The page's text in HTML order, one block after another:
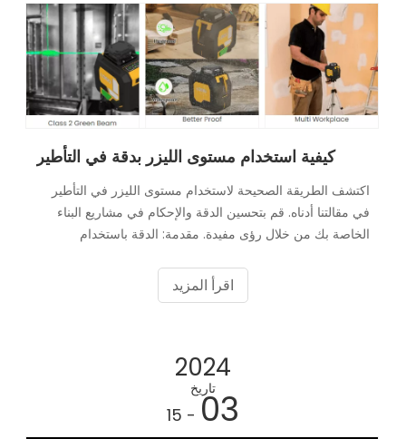
كيفية استخدام مستوى الليزر بدقة في التأطير
اكتشف الطريقة الصحيحة لاستخدام مستوى الليزر في التأطير
في مقالتنا أدناه. قم بتحسين الدقة والإحكام في مشاريع البناء
الخاصة بك من خلال رؤى مفيدة. مقدمة: الدقة باستخدام
اقرأ المزيد
2024
تاريخ
03
- 15